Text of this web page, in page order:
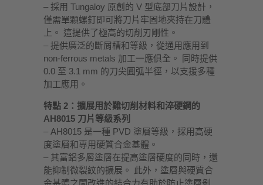
– 採用 Tungaloy 原創的 V 型底部刀片設計，
僅需單顆螺釘即可將刀片牢固地夾持在刀體
上。 這提供了極高的切削刃剛性。
– 提供廣泛的斷屑槽和等級，從通用應用到
non-ferrous metals 加工一應俱全。 同時提供
0.0 至 3.1 mm 的刀尖圓弧半徑，以支援多種
加工應用。
特點 2：擴展用於難切削材料和淬硬鋼的
AH8015 刀片等級系列
– AH8015 是一種 PVD 塗層等級，採用高硬
度塗層和專用硬質合金基體。
– 其富鋁多層塗層在提高塗層硬度的同時，還
能抑制微裂紋的擴展。 此外，塗層與硬質合